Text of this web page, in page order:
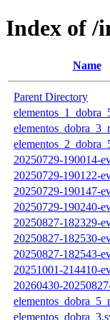
Index of /
Name
Parent Directory
20250729-190014-
20250729-190122-
20250729-190147-
20250729-190240-
20250827-182329-
20250827-182530-
20250827-182543-
20251001-214410-
20260430-